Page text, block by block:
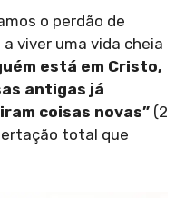
o perdão de
viver uma vida cheia
está em Cristo,
antigas já
coisas novas” (2
total que